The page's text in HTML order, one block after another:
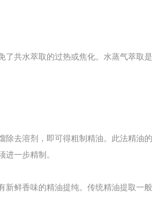
了共水萃取的过热或焦化。水蒸气萃取是
除去溶剂，即可得粗制精油。此法精油的
一步精制。
新鲜香味的精油提纯。传统精油提取一般